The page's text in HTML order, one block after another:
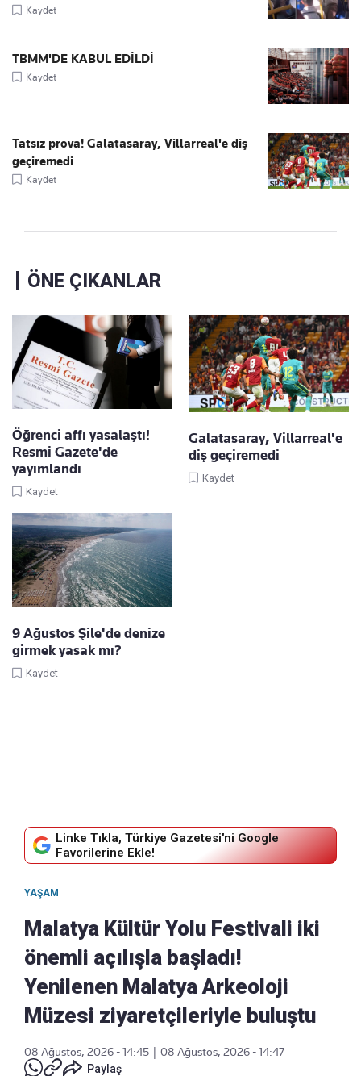
Kaydet
TBMM'DE KABUL EDİLDİ
Kaydet
Tatsız prova! Galatasaray, Villarreal'e diş
geçiremedi
Kaydet
ÖNE ÇIKANLAR
Öğrenci affı yasalaştı!
Resmi Gazete'de
yayımlandı
Kaydet
Galatasaray, Villarreal'e
diş geçiremedi
Kaydet
9 Ağustos Şile'de denize
girmek yasak mı?
Kaydet
Linke Tıkla, Türkiye Gazetesi'ni Google
Favorilerine Ekle!
YAŞAM
Malatya Kültür Yolu Festivali iki
önemli açılışla başladı!
Yenilenen Malatya Arkeoloji
Müzesi ziyaretçileriyle buluştu
08 Ağustos, 2026 - 14:45 | 08 Ağustos, 2026 - 14:47
Paylaş